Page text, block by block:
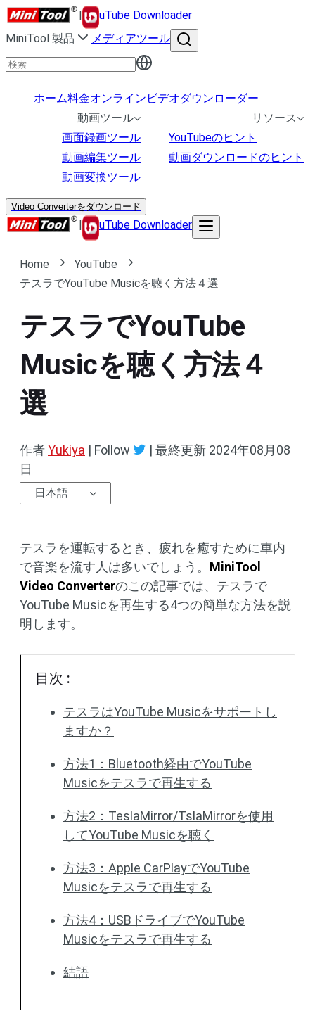
|
uTube Downloader
MiniTool 製品
メディアツール
ホーム料金オンラインビデオダウンローダー
動画ツール
画面録画ツール
動画編集ツール
動画変換ツール
リソース
YouTubeのヒント
動画ダウンロードのヒント
Video Converterをダウンロード
| uTube Downloader
Home
YouTube
テスラでYouTube Musicを聴く方法４選
テスラでYouTube
Musicを聴く方法４
選
作者Yukiya | Follow | 最終更新 2024年08月08
日
日本語
テスラを運転するとき、疲れを癒すために車内
で音楽を流す人は多いでしょう。 MiniTool
Video Converterのこの記事では、テスラで
YouTube Musicを再生する4つの簡単な方法を説
明します。
目次 :
テスラはYouTube Musicをサポートし
ますか？
方法1：Bluetooth経由でYouTube
Musicをテスラで再生する
方法2：TeslaMirror/TslaMirrorを使用
してYouTube Musicを聴く
方法3：Apple CarPlayでYouTube
Musicをテスラで再生する
方法4：USBドライブでYouTube
Musicをテスラで再生する
結語